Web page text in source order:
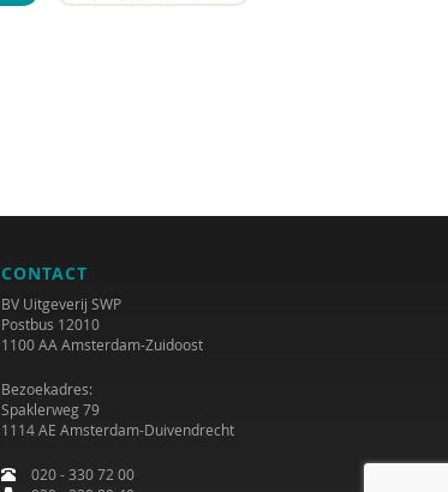
CONTACT
BV Uitgeverij SWP
Postbus 12010
1100 AA Amsterdam-Zuidoost
Bezoekadres:
Spaklerweg 79
1114 AE Amsterdam-Duivendrecht
020 - 330 72 00